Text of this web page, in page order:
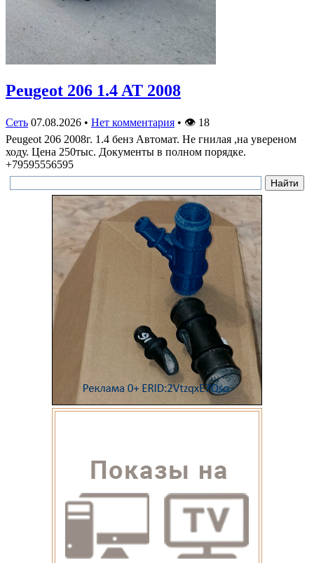
Peugeot 206 1.4 AT 2008
Сеть 07.08.2026 • Нет комментария • 👁 18
Peugeot 206 2008г. 1.4 бенз Автомат. Не гнилая ,на увереном
ходу. Цена 250тыс. Документы в полном порядке.
+79595556595